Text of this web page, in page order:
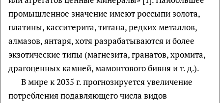
промышленное значение имеют россыпи золота,
платины, касситерита, титана, редких металлов,
алмазов, янтаря, хотя разрабатываются и более
экзотические типы (магнезита, гранатов, хромита,
драгоценных камней, мамонтового бивня и т. д.).
В мире к 2035 г. прогнозируется увеличение
потребления подавляющего числа видов